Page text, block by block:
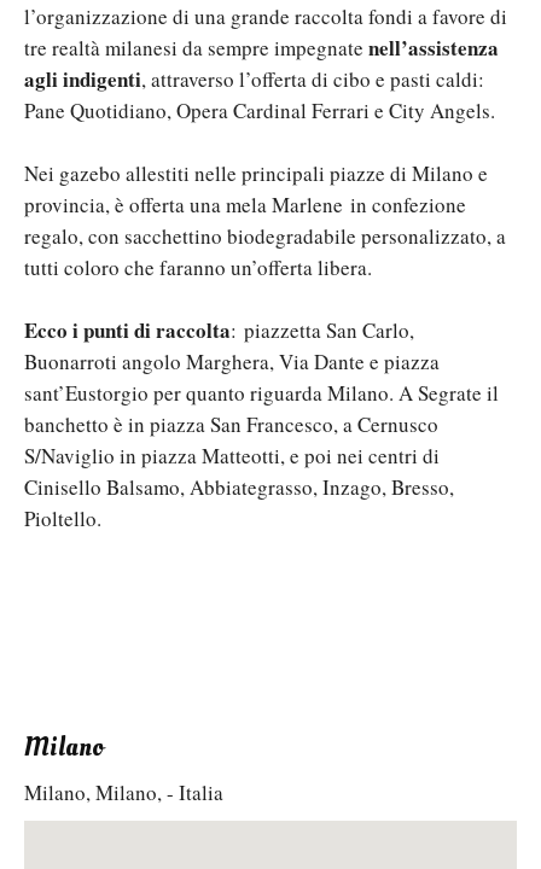
l’organizzazione di una grande raccolta fondi a favore di
tre realtà milanesi da sempre impegnate nell’assistenza
agli indigenti, attraverso l’offerta di cibo e pasti caldi:
Pane Quotidiano, Opera Cardinal Ferrari e City Angels.
Nei gazebo allestiti nelle principali piazze di Milano e
provincia, è offerta una mela Marlene in confezione
regalo, con sacchettino biodegradabile personalizzato, a
tutti coloro che faranno un’offerta libera.
Ecco i punti di raccolta: piazzetta San Carlo,
Buonarroti angolo Marghera, Via Dante e piazza
sant’Eustorgio per quanto riguarda Milano. A Segrate il
banchetto è in piazza San Francesco, a Cernusco
S/Naviglio in piazza Matteotti, e poi nei centri di
Cinisello Balsamo, Abbiategrasso, Inzago, Bresso,
Pioltello.
Milano
Milano, Milano, - Italia